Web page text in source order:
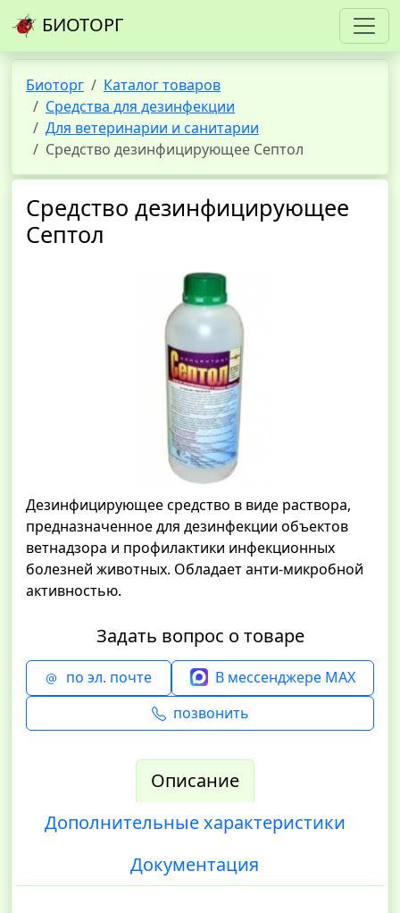
БИОТОРГ
Биоторг
Каталог товаров
Средства для дезинфекции
Для ветеринарии и санитарии
Средство дезинфицирующее Септол
Средство дезинфицирующее
Септол
Дезинфицирующее средство в виде раствора,
предназначенное для дезинфекции объектов
ветнадзора и профилактики инфекционных
болезней животных. Обладает анти-микробной
активностью.
Задать вопрос о товаре
по эл. почте
В мессенджере MAX
позвонить
Описание
Дополнительные характеристики
Документация